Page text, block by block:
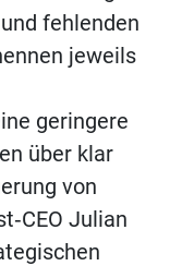
fehlenden
jeweils
geringere
über klar
von
Julian